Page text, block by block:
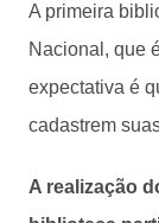
A primeira
Nacional, que
expectativa é
cadastrem
A realização